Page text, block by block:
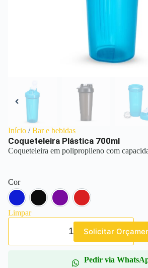
Início /Bar e bebidas
Coqueteleira Plástica 700ml
Coqueteleira em polipropileno com
Cor
Azul Preto Roxo
Vermelho
Limpar
Solicitar
Pedir via